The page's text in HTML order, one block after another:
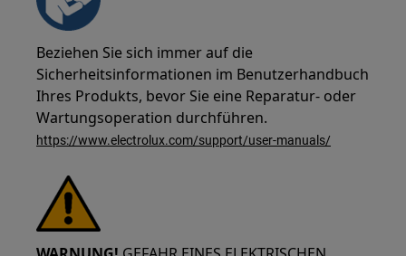
Beziehen Sie sich immer auf die
Sicherheitsinformationen im Benutzerhandbuch
Ihres Produkts, bevor Sie eine Reparatur- oder
Wartungsoperation durchführen.
https://www.electrolux.com/support/user-manuals/